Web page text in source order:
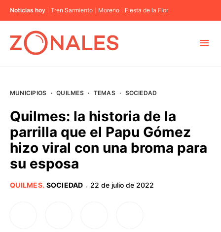
Noticias hoy Tren Sarmiento Moreno Fiesta de la Flor
BUENOS AIRES
PROVINCIAS
MUNICIPIOS · QUILMES · TEMAS · SOCIEDAD
Quilmes: la historia de la
parrilla que el Papu Gómez
hizo viral con una broma para
su esposa
QUILMES. SOCIEDAD · 22 de julio de 2022